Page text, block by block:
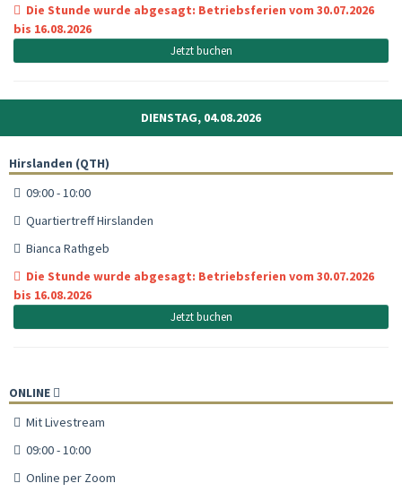
Die Stunde wurde abgesagt: Betriebsferien vom 30.07.2026
bis 16.08.2026
Jetzt buchen
DIENSTAG, 04.08.2026
Hirslanden (QTH)
09:00 - 10:00
Quartiertreff Hirslanden
Bianca Rathgeb
Die Stunde wurde abgesagt: Betriebsferien vom 30.07.2026
bis 16.08.2026
Jetzt buchen
ONLINE
Mit Livestream
09:00 - 10:00
Online per Zoom